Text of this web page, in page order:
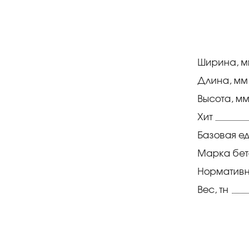
Ширина,
Длина, мм
Высота, мм
Хит
Базовая
Марка
Вес, тн